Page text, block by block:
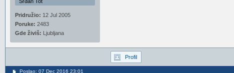
Pridružio: 12 Jul 2005
Poruke: 2483
Gde živiš: Ljubljana
Profil
Poslao: 07 Dec 2016 23:01